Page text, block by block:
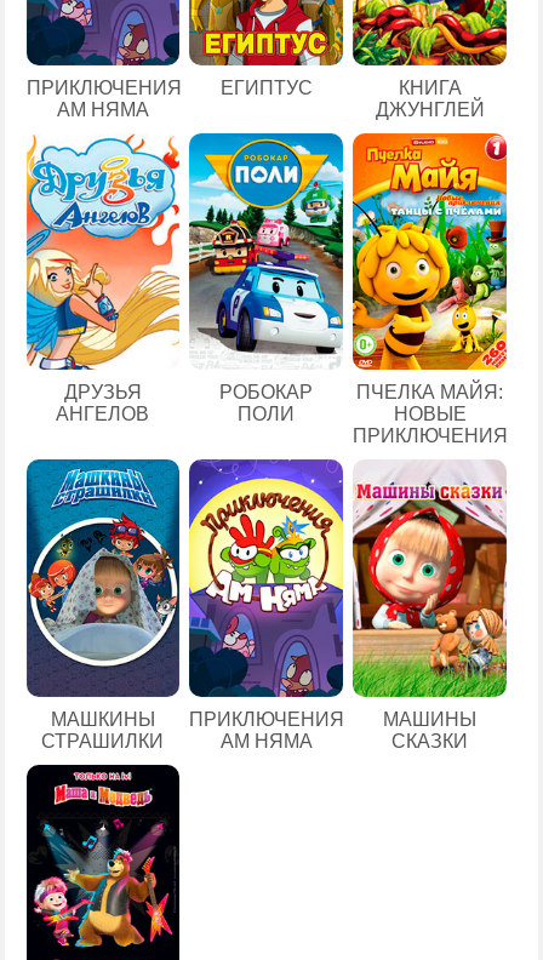
ПРИКЛЮЧЕНИЯ
АМ НЯМА
ЕГИПТУС
КНИГА
ДЖУНГЛЕЙ
ДРУЗЬЯ
АНГЕЛОВ
РОБОКАР
ПОЛИ
ПЧЕЛКА МАЙЯ:
НОВЫЕ
ПРИКЛЮЧЕНИЯ
МАШКИНЫ
СТРАШИЛКИ
ПРИКЛЮЧЕНИЯ
АМ НЯМА
МАШИНЫ
СКАЗКИ